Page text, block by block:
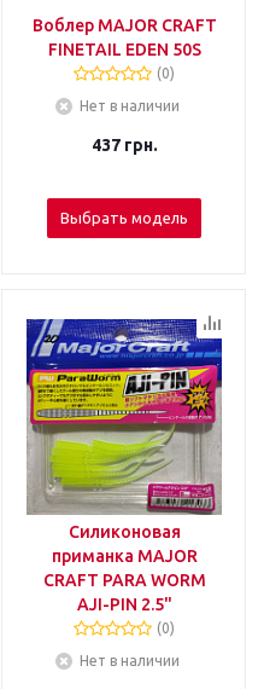
Воблер MAJOR CRAFT
FINETAIL EDEN 50S
(0)
Нет в наличии
437грн.
Выбрать модель
Силиконовая
приманка MAJOR
CRAFT PARA WORM
AJI-PIN 2.5"
(0)
Нет в наличии